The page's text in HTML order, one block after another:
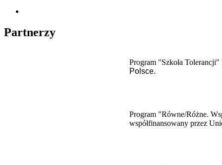
Partnerzy
Program "Szkoła
Polsce.
Program "Równe/Różne.
współfinansowany przez